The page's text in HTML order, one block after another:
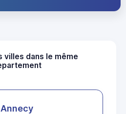
villes dans le même
Annecy